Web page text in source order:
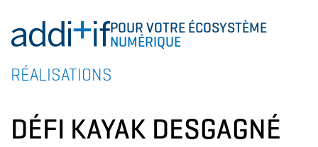
POUR VOTRE ÉCOSYSTÈME
NUMÉRIQUE
RÉALISATIONS
DÉFI KAYAK DESGAGNÉ